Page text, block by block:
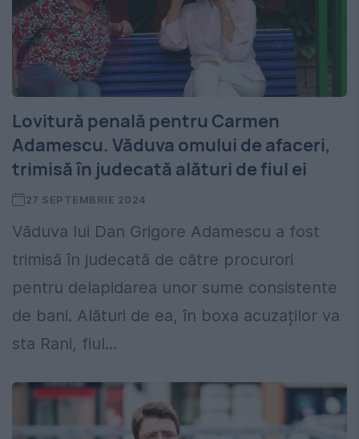
Lovitură penală pentru Carmen
Adamescu. Văduva omului de afaceri,
trimisă în judecată alături de fiul ei
27 SEPTEMBRIE 2024
Văduva lui Dan Grigore Adamescu a fost
trimisă în judecată de către procurori
pentru delapidarea unor sume consistente
de bani. Alături de ea, în boxa acuzaților va
sta Rani, fiul...